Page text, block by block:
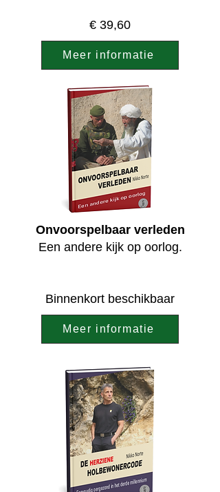
€ 39,60
Meer informatie
Onvoorspelbaar verleden
Een andere kijk op oorlog.
Binnenkort beschikbaar
Meer informatie